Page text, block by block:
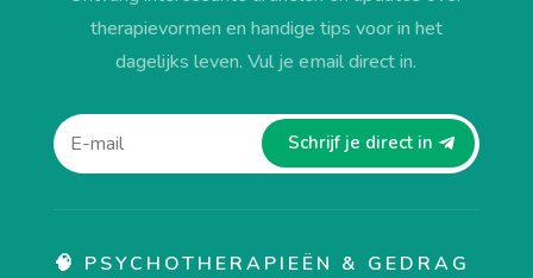
therapievormen en handige tips voor in het
dagelijks leven. Vul je email direct in.
Schrijf je direct in
🧠 PSYCHOTHERAPIEËN & GEDRAG